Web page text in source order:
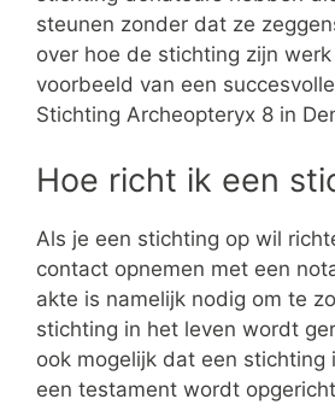
steunen zonder dat ze
over hoe de stichting zijn
voorbeeld van een
Stichting Archeopteryx 8 in
Hoe richt ik een
Als je een stichting op wil
contact opnemen met een
akte is namelijk nodig om te
stichting in het leven wordt
ook mogelijk dat een stichting
een testament wordt